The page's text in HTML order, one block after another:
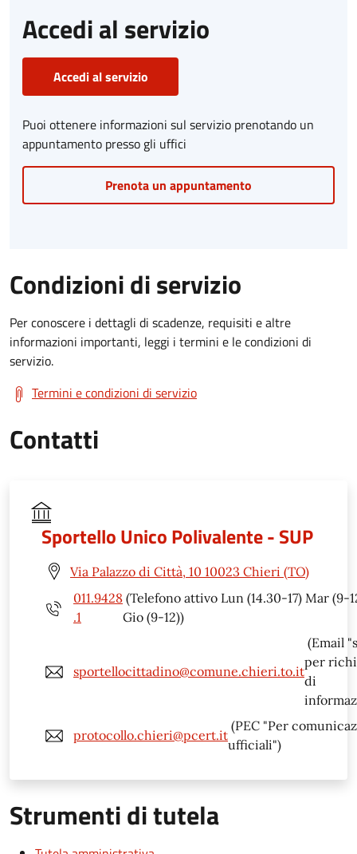
Accedi al servizio
Accedi al servizio
Puoi ottenere informazioni sul servizio prenotando un
appuntamento presso gli uffici
Prenota un appuntamento
Condizioni di servizio
Per conoscere i dettagli di scadenze, requisiti e altre
informazioni importanti, leggi i termini e le condizioni di
servizio.
Termini e condizioni di servizio
Contatti
Sportello Unico Polivalente - SUP
Via Palazzo di Città, 10 10023 Chieri (TO)
011.9428
.1
(Telefono attivo Lun (14.30-17) Mar (9-
Gio (9-12))
sportellocittadino@comune.chieri.to.it
(Email
per
di
protocollo.chieri@pcert.it
(PEC "Per
ufficiali")
Strumenti di tutela